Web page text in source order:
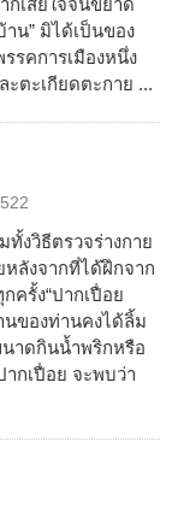
าน” มิได้เป็นของ
รคการเมืองหนึ่ง
ตะเกียดตะกาย ...
งวิธีตรวจร่างกาย
ลังจากที่ได้ฝึกจาก
ครั้ง“ปากเปื่อย
นของท่านคงได้ลิ้ม
าดกินน้ำพริกหรือ
กเปื่อย จะพบว่า